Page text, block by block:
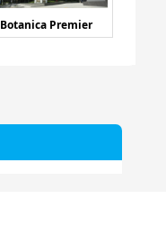
Botanica Premier